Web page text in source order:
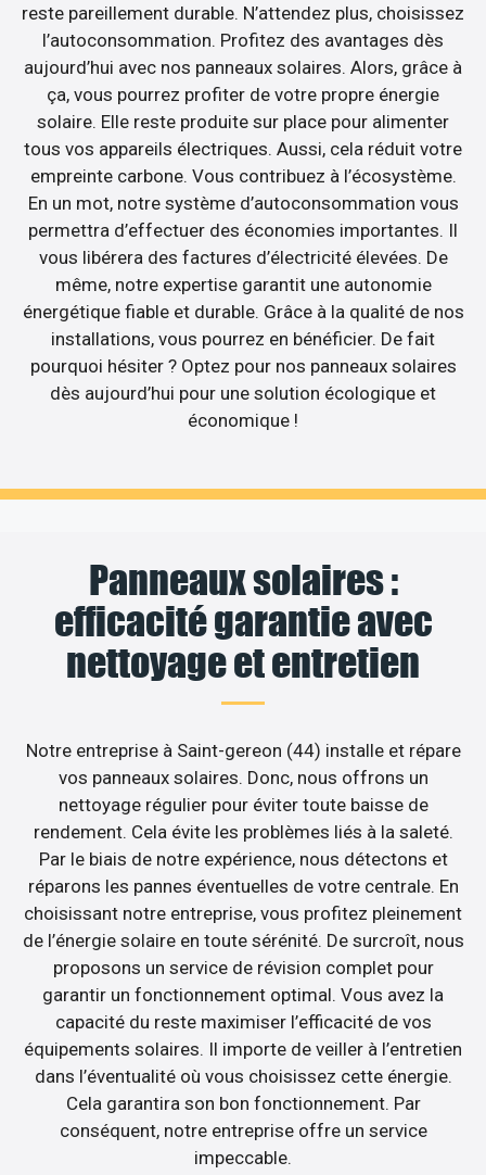
reste pareillement durable. N’attendez plus, choisissez
l’autoconsommation. Profitez des avantages dès
aujourd’hui avec nos panneaux solaires. Alors, grâce à
ça, vous pourrez profiter de votre propre énergie
solaire. Elle reste produite sur place pour alimenter
tous vos appareils électriques. Aussi, cela réduit votre
empreinte carbone. Vous contribuez à l’écosystème.
En un mot, notre système d’autoconsommation vous
permettra d’effectuer des économies importantes. Il
vous libérera des factures d’électricité élevées. De
même, notre expertise garantit une autonomie
énergétique fiable et durable. Grâce à la qualité de nos
installations, vous pourrez en bénéficier. De fait
pourquoi hésiter ? Optez pour nos panneaux solaires
dès aujourd’hui pour une solution écologique et
économique !
Panneaux solaires :
efficacité garantie avec
nettoyage et entretien
Notre entreprise à Saint-gereon (44) installe et répare
vos panneaux solaires. Donc, nous offrons un
nettoyage régulier pour éviter toute baisse de
rendement. Cela évite les problèmes liés à la saleté.
Par le biais de notre expérience, nous détectons et
réparons les pannes éventuelles de votre centrale. En
choisissant notre entreprise, vous profitez pleinement
de l’énergie solaire en toute sérénité. De surcroît, nous
proposons un service de révision complet pour
garantir un fonctionnement optimal. Vous avez la
capacité du reste maximiser l’efficacité de vos
équipements solaires. Il importe de veiller à l’entretien
dans l’éventualité où vous choisissez cette énergie.
Cela garantira son bon fonctionnement. Par
conséquent, notre entreprise offre un service
impeccable.